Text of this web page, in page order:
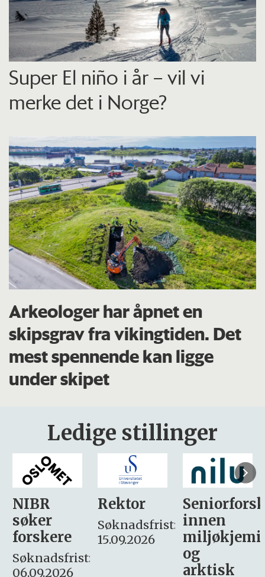
Super El niño i år – vil vi
merke det i Norge?
Arkeologer har åpnet en
skipsgrav fra vikingtiden. Det
mest spennende kan ligge
under skipet
Ledige stillinger
Rektor
Søknadsfrist:
15.09.2026
Seniorforsker
innen
miljøkjemi
søker
– fast